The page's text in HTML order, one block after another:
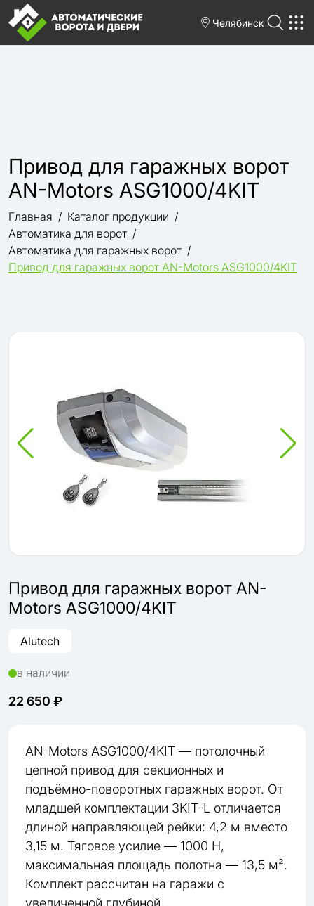
Челябинск
Привод для гаражных ворот
AN-Motors ASG1000/4KIT
Главная
Каталог продукции
Автоматика для ворот
Автоматика для гаражных ворот
Привод для гаражных ворот AN-Motors ASG1000/4KIT
Привод для гаражных ворот AN-
Motors ASG1000/4KIT
Alutech
в наличии
22 650 ₽
AN-Motors ASG1000/4KIT — потолочный
цепной привод для секционных и
подъёмно-поворотных гаражных ворот. От
младшей комплектации 3KIT-L отличается
длиной направляющей рейки: 4,2 м вместо
3,15 м. Тяговое усилие — 1000 Н,
максимальная площадь полотна — 13,5 м².
Комплект рассчитан на гаражи с
увеличенной глубиной.